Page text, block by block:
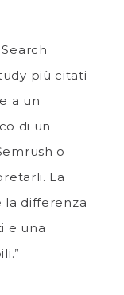
più citati
a un
di un
o
La
la differenza
e una